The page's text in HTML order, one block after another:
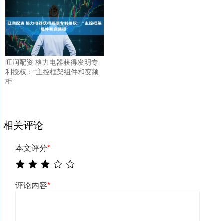
旺润配资 格力电器获得发明专
利授权：“主控框架组件和变频
柜”
相关评论
本文评分*
评论内容*